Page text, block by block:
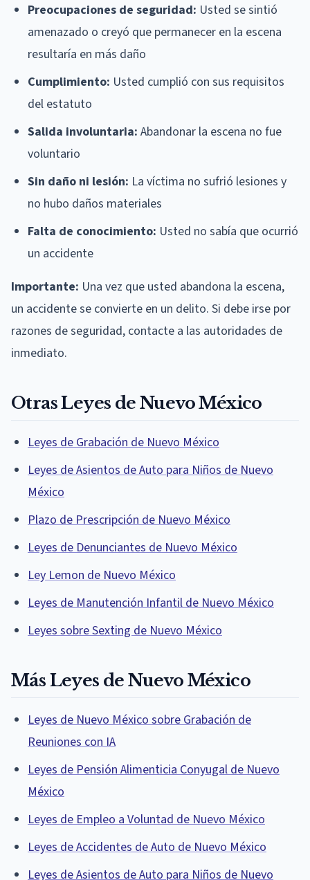
Preocupaciones de seguridad: Usted se sintió
amenazado o creyó que permanecer en la escena
resultaría en más daño
Cumplimiento: Usted cumplió con sus requisitos
del estatuto
Salida involuntaria: Abandonar la escena no fue
voluntario
Sin daño ni lesión: La víctima no sufrió lesiones y
no hubo daños materiales
Falta de conocimiento: Usted no sabía que ocurrió
un accidente
Importante: Una vez que usted abandona la escena,
un accidente se convierte en un delito. Si debe irse por
razones de seguridad, contacte a las autoridades de
inmediato.
Otras Leyes de Nuevo México
Leyes de Grabación de Nuevo México
Leyes de Asientos de Auto para Niños de Nuevo
México
Plazo de Prescripción de Nuevo México
Leyes de Denunciantes de Nuevo México
Ley Lemon de Nuevo México
Leyes de Manutención Infantil de Nuevo México
Leyes sobre Sexting de Nuevo México
Más Leyes de Nuevo México
Leyes de Nuevo México sobre Grabación de
Reuniones con IA
Leyes de Pensión Alimenticia Conyugal de Nuevo
México
Leyes de Empleo a Voluntad de Nuevo México
Leyes de Accidentes de Auto de Nuevo México
Leyes de Asientos de Auto para Niños de Nuevo